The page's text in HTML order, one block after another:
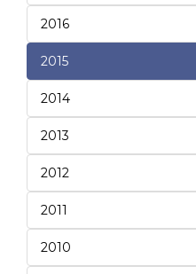
2016
2015
2014
2013
2012
2011
2010